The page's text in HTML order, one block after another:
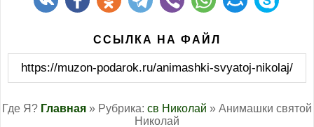
ССЫЛКА НА ФАЙЛ
https://muzon-podarok.ru/animashki-svyatoj-nikolaj/
Где Я? Главная » Рубрика: св Николай » Анимашки святой
Николай